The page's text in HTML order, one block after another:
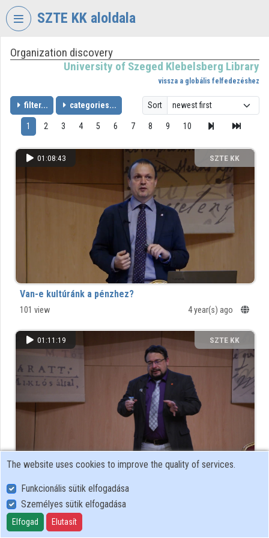
Skip header
SZTE KK aloldala
VIDEOTORIUM
OF
SZEGED
KLEBELSBERG
Organization home
Organization discovery
Organization playlists
Organizations
Organization discovery
University of Szeged Klebelsberg Library
vissza a globális felfedezéshez
filter... categories... Sort
1 2 3 4 5 6 7 8 9 10
01:08:43 SZTE KK
Van-e kultúránk a pénzhez?
101 view 4 year(s) ago
01:11:19 SZTE KK
167 view
00:45:41
The website uses cookies to improve the quality of services.
Funkcionális sütik elfogadása
Személyes sütik elfogadása
Elfogad Elutasít